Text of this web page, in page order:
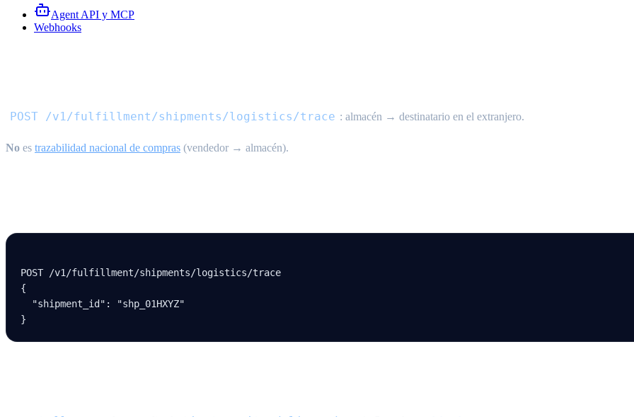
Agent API y MCP
Webhooks
POST /v1/fulfillment/shipments/logistics/trace : almacén → destinatario en el extranjero.
No es trazabilidad nacional de compras (vendedor → almacén).
POST /v1 /fulfillment/shipments/logistics/trace
{
  "shipment_id"
:
"shp_01HXYZ"
}